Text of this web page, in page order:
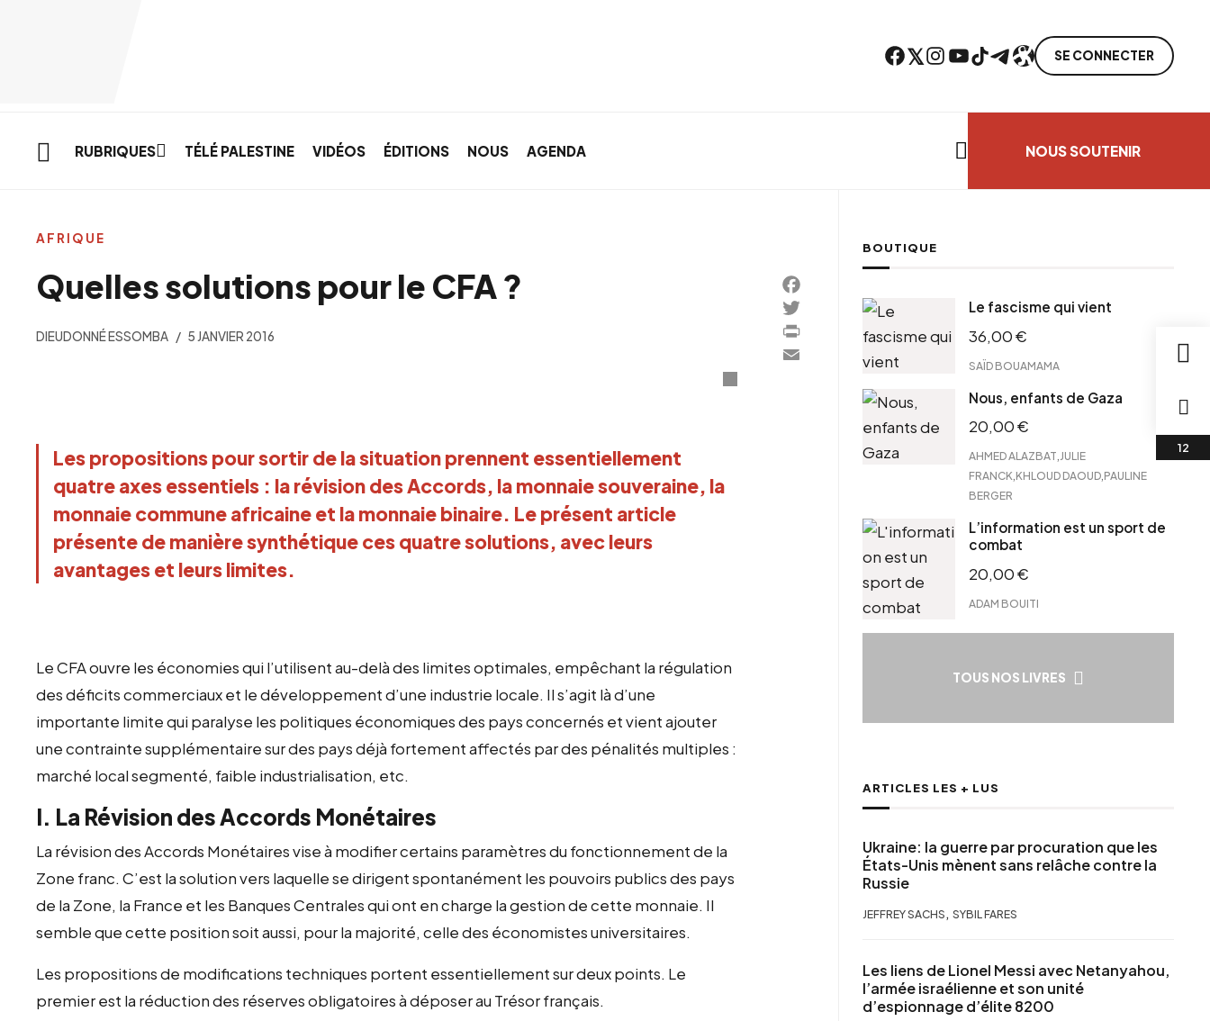
Facebook Twitter Instagram YouTube TikTok TelegramLien SE CONNECTER
RUBRIQUES TÉLÉ PALESTINE VIDÉOS ÉDITIONS NOUS AGENDA NOUS SOUTENIR
Quelles solutions pour le CFA ?
DIEUDONNÉ ESSOMBA 5 JANVIER 2016
Les propositions pour sortir de la situation prennent essentiellement
quatre axes essentiels : la révision des Accords, la monnaie souveraine, la
monnaie commune africaine et la monnaie binaire. Le présent article
présente de manière synthétique ces quatre solutions, avec leurs
avantages et leurs limites.
Le CFA ouvre les économies qui l’utilisent au-delà des limites optimales, empêchant la régulation
des déficits commerciaux et le développement d’une industrie locale. Il s’agit là d’une
importante limite qui paralyse les politiques économiques des pays concernés et vient ajouter
une contrainte supplémentaire sur des pays déjà fortement affectés par des pénalités multiples :
marché local segmenté, faible industrialisation, etc.
I. La Révision des Accords Monétaires
La révision des Accords Monétaires vise à modifier certains paramètres du fonctionnement de la
Zone franc. C’est la solution vers laquelle se dirigent spontanément les pouvoirs publics des pays
de la Zone, la France et les Banques Centrales qui ont en charge la gestion de cette monnaie. Il
semble que cette position soit aussi, pour la majorité, celle des économistes universitaires.
Les propositions de modifications techniques portent essentiellement sur deux points. Le
premier est la réduction des réserves obligatoires à déposer au Trésor français.
AFRIQUE
Facebook
Twitter
PrintFriendly
Email
BOUTIQUE
Le fascisme qui vient
36,00€
SAÏD BOUAMAMA
Nous, enfants de Gaza
20,00€
AHMED ALAZBAT JULIE
FRANCK KHLOUD DAOUD PAULINE
BERGER
L’information est un sport de
combat
20,00€
ADAM BOUITI
TOUS NOS LIVRES
ARTICLES LES + LUS
Ukraine: la guerre par procuration que les
États-Unis mènent sans relâche contre la
Russie
JEFFREY SACHS , SYBIL FARES
Les liens de Lionel Messi avec Netanyahou,
l’armée israélienne et son unité
d’espionnage d’élite 8200